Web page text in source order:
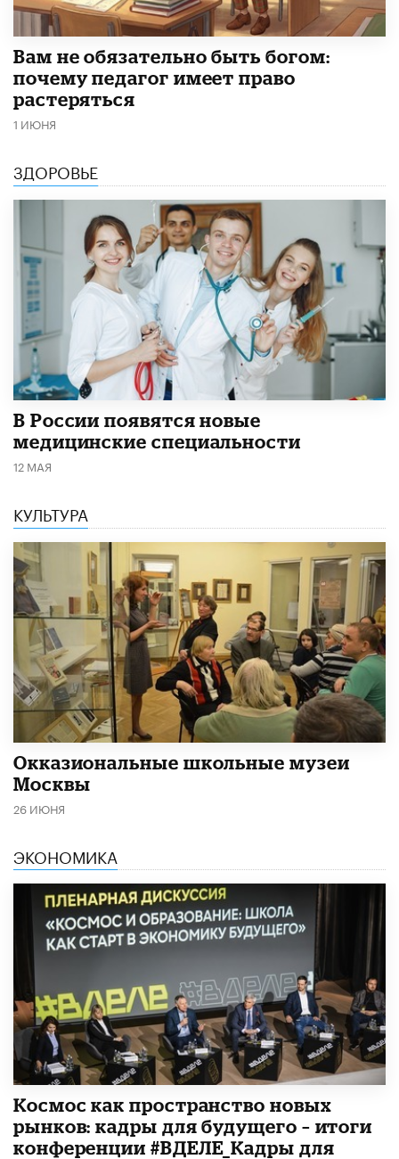
​Вам не обязательно быть богом:
почему педагог имеет право
растеряться
1 ИЮНЯ
ЗДОРОВЬЕ
В России появятся новые
медицинские специальности
12 МАЯ
КУЛЬТУРА
​Окказиональные школьные музеи
Москвы
26 ИЮНЯ
ЭКОНОМИКА
Космос как пространство новых
рынков: кадры для будущего – итоги
конференции #ВДЕЛЕ_Кадры для